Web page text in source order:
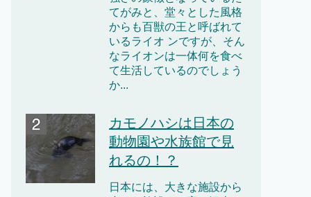
てがみと、堂々とした風格
からも百獣の王と呼ばれて
いるライオ ンですが、そん
なライオンは一体何を食べ
て生活しているのでしょう
か...
カモノハシは日本の
動物園や水族館で見
れるの！？
日本には、大きな施設から